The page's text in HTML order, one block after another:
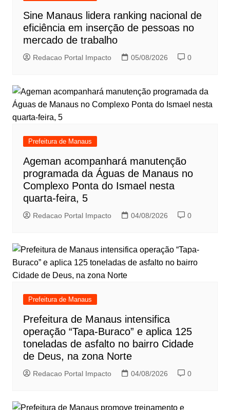
Sine Manaus lidera ranking nacional de
eficiência em inserção de pessoas no
mercado de trabalho
Redacao Portal Impacto 05/08/2026 0
Prefeitura de Manaus
Ageman acompanhará manutenção
programada da Águas de Manaus no
Complexo Ponta do Ismael nesta
quarta-feira, 5
Redacao Portal Impacto 04/08/2026 0
Prefeitura de Manaus
Prefeitura de Manaus intensifica
operação “Tapa-Buraco” e aplica 125
toneladas de asfalto no bairro Cidade
de Deus, na zona Norte
Redacao Portal Impacto 04/08/2026 0